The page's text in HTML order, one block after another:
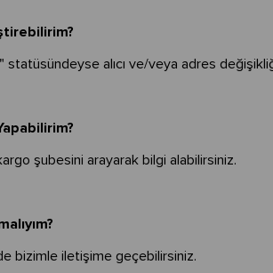
alıcı ve/veya adres
şubesini arayarak bilgi alabilirsiniz.
bizimle iletişime geçebilirsiniz.